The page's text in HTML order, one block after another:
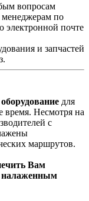
вопросам
по
электронной почте
и запчастей
для
время. Несмотря на
с
маршрутов.
Вам
налаженным